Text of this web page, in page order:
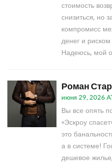
стоимость
снизиться, но
компромисс
денег и
Надеюсь, мой
Роман
июня 29, 2026
Вы все опять
«Эскроу
это
а в системе!
дешевое